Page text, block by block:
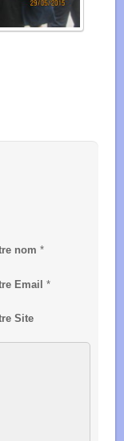
nom *
Email *
Site